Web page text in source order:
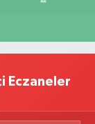
Eczaneler